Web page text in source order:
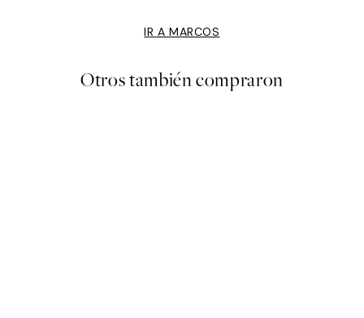
IR A MARCOS
Otros también compraron